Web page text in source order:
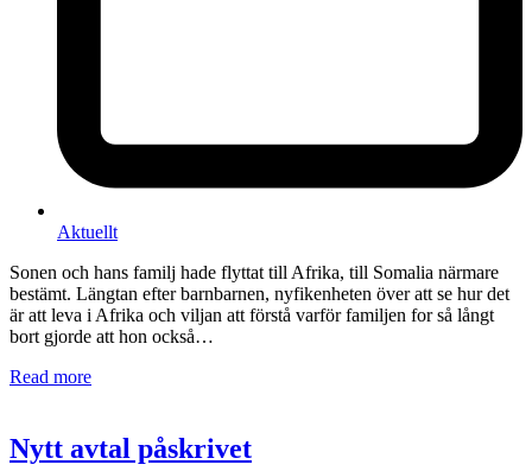
Aktuellt
Sonen och hans familj hade flyttat till Afrika, till Somalia närmare
bestämt. Längtan efter barnbarnen, nyfikenheten över att se hur det
är att leva i Afrika och viljan att förstå varför familjen for så långt
bort gjorde att hon också…
Read more
Nytt avtal påskrivet